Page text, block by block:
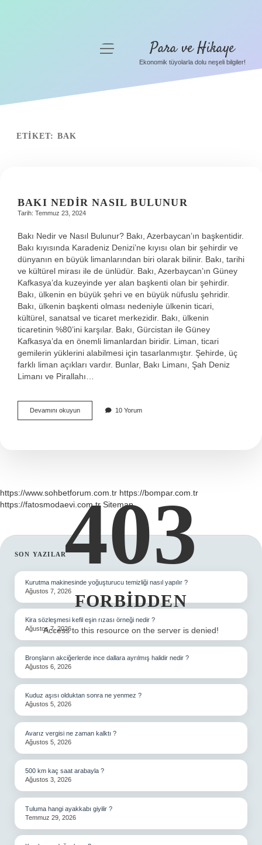
Gizlilik Politikası
menüyü
aç
Para ve Hikaye
Ekonomik tüyolarla dolu neşeli bilgiler!
ETIKET: BAK
BAKI NEDIR NASIL BULUNUR
Tarih: Temmuz 23, 2024
Bakı Nedir ve Nasıl Bulunur? Bakı, Azerbaycan’ın başkentidir.
Bakı kıyısında Karadeniz Denizi’ne kıyısı olan bir şehirdir ve
dünyanın en büyük limanlarından biri olarak bilinir. Bakı, tarihi
ve kültürel mirası ile de ünlüdür. Bakı, Azerbaycan’ın Güney
Kafkasya’da kuzeyinde yer alan başkenti olan bir şehirdir.
Bakı, ülkenin en büyük şehri ve en büyük nüfuslu şehridir.
Bakı, ülkenin başkenti olması nedeniyle ülkenin ticari,
kültürel, sanatsal ve ticaret merkezidir. Bakı, ülkenin
ticaretinin %80’ini karşılar. Bakı, Gürcistan ile Güney
Kafkasya’da en önemli limanlardan biridir. Liman, ticari
gemilerin yüklerini alabilmesi için tasarlanmıştır. Şehirde, üç
farklı liman açıkları vardır. Bunlar, Bakı Limanı, Şah Deniz
Limanı ve Pirallahı…
Devamını okuyunBakı
nedir
10 Yorum
https://www.sohbetforum.com.tr https://bompar.com.tr
https://fatosmodaevi.com.tr Sitemap
SIDEBAR
SON YAZILAR
Kurutma makinesinde yoğuşturucu temizliği nasıl yapılır ?
Ağustos 7, 2026
Kira sözleşmesi kefil eşin rızası örneği nedir ?
Ağustos 7, 2026
Bronşların akciğerlerde ince dallara ayrılmış halidir nedir ?
Ağustos 6, 2026
Kuduz aşısı olduktan sonra ne yenmez ?
Ağustos 5, 2026
Avarız vergisi ne zaman kalktı ?
Ağustos 5, 2026
500 km kaç saat arabayla ?
Ağustos 3, 2026
Tuluma hangi ayakkabı giyilir ?
Temmuz 29, 2026
403
FORBIDDEN
Access to this resource on the server is denied!